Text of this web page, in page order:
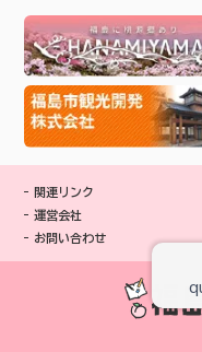
関連リンク
運営会社
お問い合わせ